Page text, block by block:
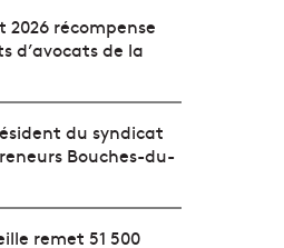
2026 récompense
d’avocats de la
du syndicat
Bouches-du-
remet 51 500